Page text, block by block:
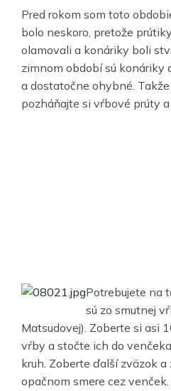
Pred rokom som toto
bolo neskoro, pretože
olamovali a konáriky boli
zimnom období sú konáriky
a dostatočne ohybné.
pozháňajte si vŕbové prúty
Potrebujete na
sú zo smutnej
Matsudovej). Zoberte si asi
vŕby a stočte ich do
kruh. Zoberte ďalší zväzok
opačnom smere cez